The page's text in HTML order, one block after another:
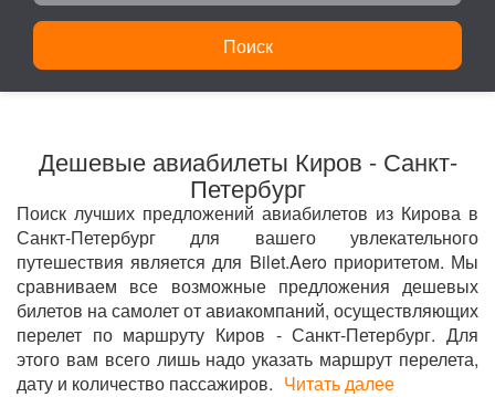
Поиск
Дешевые авиабилеты Киров - Санкт-
Петербург
Поиск лучших предложений авиабилетов из Кирова в
Санкт-Петербург для вашего увлекательного
путешествия является для Bilet.Aero приоритетом. Мы
сравниваем все возможные предложения дешевых
билетов на самолет от авиакомпаний, осуществляющих
перелет по маршруту Киров - Санкт-Петербург. Для
этого вам всего лишь надо указать маршрут перелета,
дату и количество пассажиров. Читать далее